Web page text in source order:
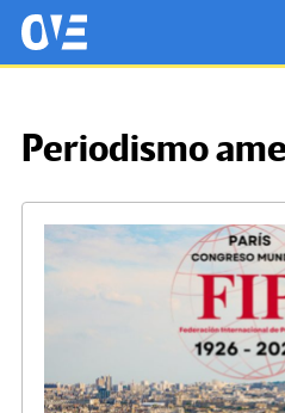
Saltar al contenido principal
OtrasVocesenEducacion.org
Periodismo